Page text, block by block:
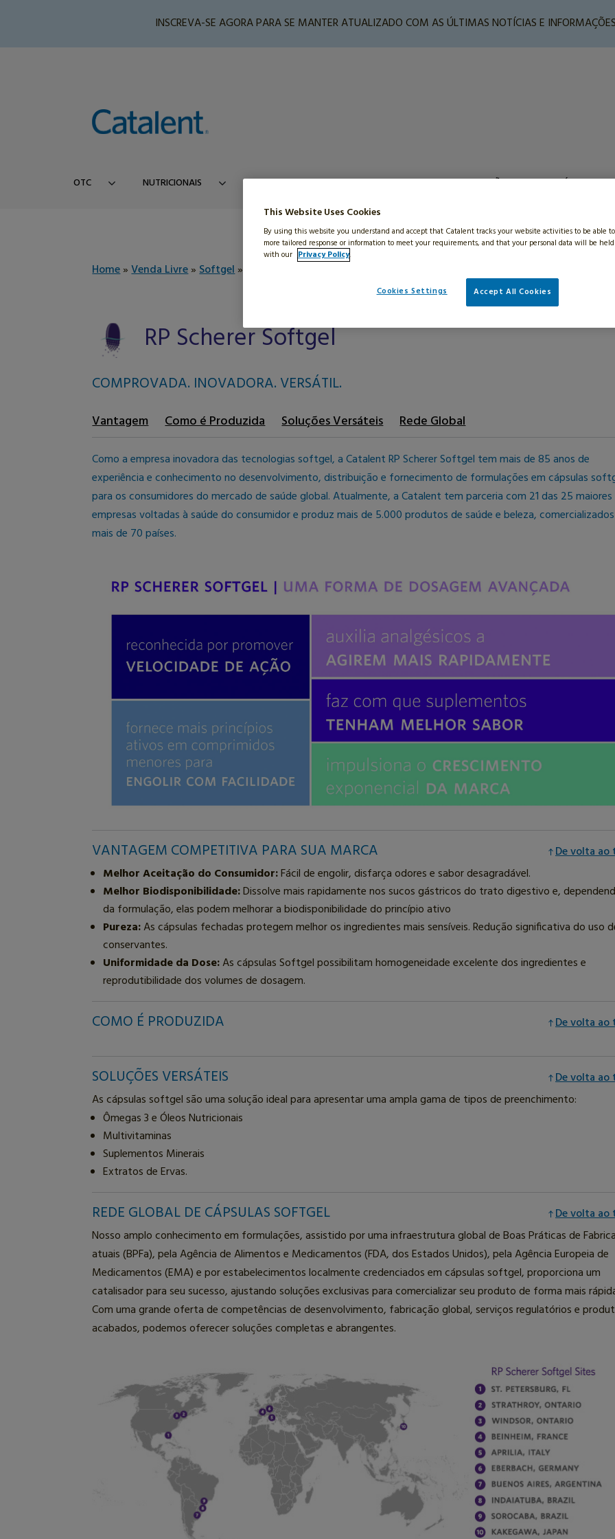
INSCREVA-SE AGORA PARA SE MANTER ATUALIZADO COM AS ÚLTIMAS NOTÍCIAS E INFORMAÇÕES
OTC NUTRICIONAIS BELEZA PRODUTOS RX LOCALIZAÇÕES CONTEÚDO
Home»Venda Livre»Softgel»
RP Scherer Softgel
COMPROVADA. INOVADORA. VERSÁTIL.
Vantagem Como é Produzida Soluções Versáteis Rede Global
Como a empresa inovadora das tecnologias softgel, a Catalent RP Scherer Softgel tem mais de 85 anos de
experiência e conhecimento no desenvolvimento, distribuição e fornecimento de formulações em cápsulas
para os consumidores do mercado de saúde global. Atualmente, a Catalent tem parceria com 21 das 25 maiores
empresas voltadas à saúde do consumidor e produz mais de 5.000 produtos de saúde e beleza,
mais de 70 países.
De volta ao
VANTAGEM COMPETITIVA PARA SUA MARCA
Melhor Aceitação do Consumidor:Fácil de engolir, disfarça odores e sabor desagradável.
Melhor Biodisponibilidade:Dissolve mais rapidamente nos sucos gástricos do trato digestivo e,
da formulação, elas podem melhorar a biodisponibilidade do princípio ativo
Pureza:As cápsulas fechadas protegem melhor os ingredientes mais sensíveis. Redução significativa do uso
conservantes.
Uniformidade da Dose:As cápsulas Softgel possibilitam homogeneidade excelente dos ingredientes e
reprodutibilidade dos volumes de dosagem.
De volta ao
COMO É PRODUZIDA
De volta ao
SOLUÇÕES VERSÁTEIS
As cápsulas softgel são uma solução ideal para apresentar uma ampla gama de tipos de preenchimento:
Ômegas 3 e Óleos Nutricionais
Multivitaminas
Suplementos Minerais
Extratos de Ervas.
De volta ao
REDE GLOBAL DE CÁPSULAS SOFTGEL
Nosso amplo conhecimento em formulações, assistido por uma infraestrutura global de Boas Práticas de
atuais (BPFa), pela Agência de Alimentos e Medicamentos (FDA, dos Estados Unidos), pela Agência Europeia de
Medicamentos (EMA) e por estabelecimentos localmente credenciados em cápsulas softgel, proporciona um
catalisador para seu sucesso, ajustando soluções exclusivas para comercializar seu produto de forma mais
Com uma grande oferta de competências de desenvolvimento, fabricação global, serviços regulatórios e
acabados, podemos oferecer soluções completas e abrangentes.
This Website Uses Cookies
By using this website you understand and accept that Catalent tracks your website activities to be able
more tailored response or information to meet your requirements, and that your personal data will be
with our Privacy Policy.
Cookies Settings Accept All Cookies